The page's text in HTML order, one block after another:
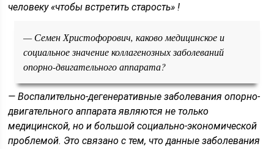
человеку «чтобы встретить старость» !
— Семен Христофорович, каково медицинское и
социальное значение коллагенозных заболеваний
опорно-двигательного аппарата?
— Воспалительно-дегенеративные заболевания опорно-
двигательного аппарата являются не только
медицинской, но и большой социально-экономической
проблемой. Это связано с тем, что данные заболевания